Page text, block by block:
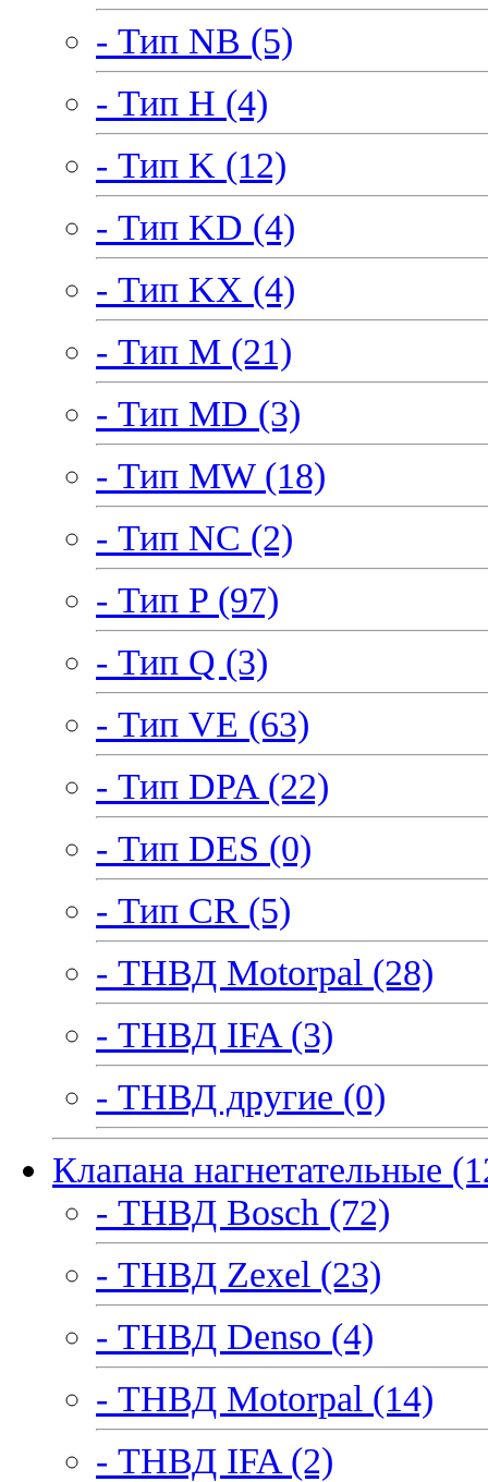
- Тип NB (5)
- Тип H (4)
- Тип K (12)
- Тип KD (4)
- Тип KX (4)
- Тип M (21)
- Тип MD (3)
- Тип MW (18)
- Тип NC (2)
- Тип P (97)
- Тип Q (3)
- Тип VE (63)
- Тип DPA (22)
- Тип DES (0)
- Тип CR (5)
- ТНВД Motorpal (28)
- ТНВД IFA (3)
- ТНВД другие (0)
Клапана нагнетательные
- ТНВД Bosch (72)
- ТНВД Zexel (23)
- ТНВД Denso (4)
- ТНВД Motorpal (14)
- ТНВД IFA (2)